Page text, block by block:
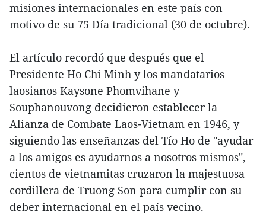
misiones internacionales en este país con
motivo de su 75 Día tradicional (30 de octubre).
El artículo recordó que después que el
Presidente Ho Chi Minh y los mandatarios
laosianos Kaysone Phomvihane y
Souphanouvong decidieron establecer la
Alianza de Combate Laos-Vietnam en 1946, y
siguiendo las enseñanzas del Tío Ho de "ayudar
a los amigos es ayudarnos a nosotros mismos",
cientos de vietnamitas cruzaron la majestuosa
cordillera de Truong Son para cumplir con su
deber internacional en el país vecino.